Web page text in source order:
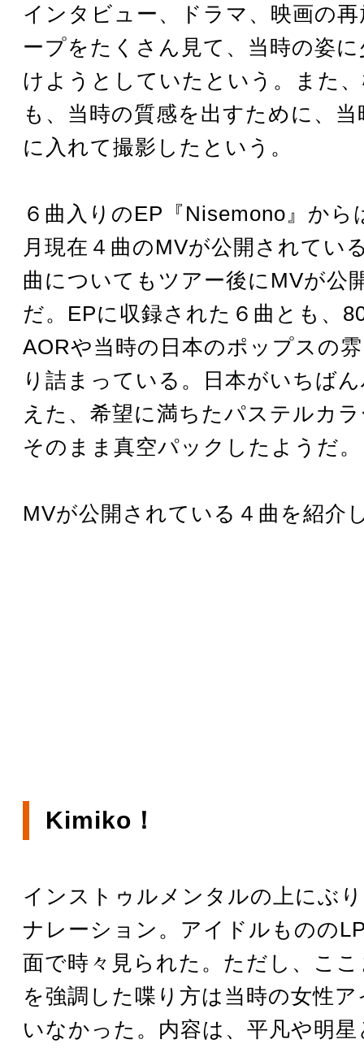
インタビュー、ドラマ、映画の
ープをたくさん見て、当時の姿
けようとしていたという。また
も、当時の質感を出すために、
に入れて撮影したという。
６曲入りのEP『Nisemono』から
月現在４曲のMVが公開されてい
曲についてもツアー後にMVが公
だ。EPに収録された６曲とも、
AORや当時の日本のポップスの
り詰まっている。日本がいちば
えた、希望に満ちたパステルカ
そのまま真空パックしたようだ。
MVが公開されている４曲を紹介
Kimiko！
インストゥルメンタルの上にぶ
ナレーション。アイドルものの
面で時々見られた。ただし、こ
を強調した喋り方は当時の女性
いなかった。内容は、平凡や明